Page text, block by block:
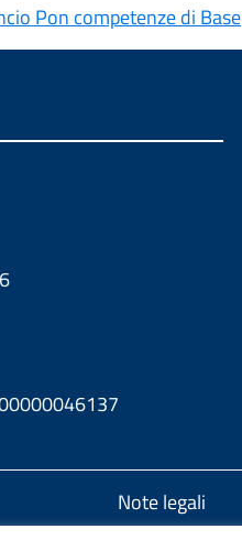
Pon competenze di Base
Note legali